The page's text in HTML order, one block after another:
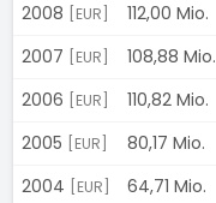
2008
[EUR] 112,00 Mio.
2007
[EUR] 108,88 Mio.
2006
[EUR] 110,82 Mio.
2005
[EUR] 80,17 Mio.
2004
[EUR] 64,71 Mio.